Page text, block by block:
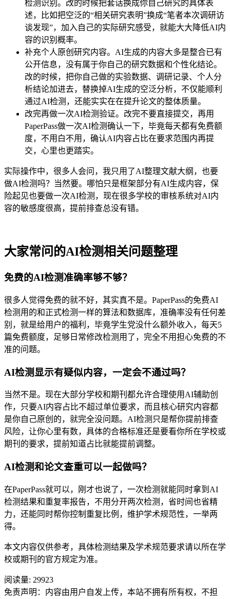
检测识别。改的时候把套话换成你自己研究的具体表
述，比如把空泛的“相关研究表明”换成“笔者本次调研访
谈发现”，加入自己的实际研究感受，就能大大降低AI内
容的识别概率。
补充个人原创研究内容。AI生成的内容大多是整合已有
公开信息，没有属于你自己的研究数据和个性化结论。
改的时候，把你自己做的实验数据、调研记录、个人分
析结论加进去，替换掉AI生成的空泛分析，不仅能顺利
通过AI检测，还能实实在在提升论文的整体质量。
改完再做一次AI检测验证。改完不要直接提交，再用
PaperPass做一次AI检测确认一下，毕竟每天都有免费额
度，不用白不用，确认AI内容占比在要求范围内再提
交，心里也更踏实。
实际操作中，很多人会问，我只用了AI整理文献大纲，也要
做AI检测吗？当然要。哪怕只是框架部分有AI生成内容，保
险起见也要做一次AI检测，现在很多学校的审核系统对AI内
容的敏感度很高，提前排查总没有错。
大家常问的AI检测相关问题整理
免费的AI检测准确率够不够？
很多人觉得免费的就不好，其实真不是。PaperPass的免费AI
检测用的和正式检测一样的算法和数据库，准确率没有任何差
别，就是给用户的福利，毕竟学生党没什么额外收入，每天5
篇免费额度，足够日常修改检测用了，完全不用担心免费的不
准的问题。
AI检测显示有疑似内容，一定会不通过吗？
当然不是。现在大部分学校和期刊都允许合理使用AI辅助创
作，只要AI内容占比不超过单位要求，而且核心研究内容都
是你自己原创的，就完全没问题。AI检测只是帮你提前排查
风险，让你心里有数，具体的合格标准还是要看你所在学校或
期刊的要求，提前知道占比就能提前调整。
AI检测和论文查重可以一起做吗？
在PaperPass就可以，刚才也说了，一次检测就能同时拿到AI
检测结果和重复率报告，不用分开两次检测，省时间也省精
力，还能同时帮你控制重复比例，维护学术规范性，一举两
得。
本文内容仅供参考，具体检测结果及学术规范要求请以所在学
校或期刊的官方规定为准。
阅读量: 29923
免责声明：内容由用户自发上传，本站不拥有所有权，不担